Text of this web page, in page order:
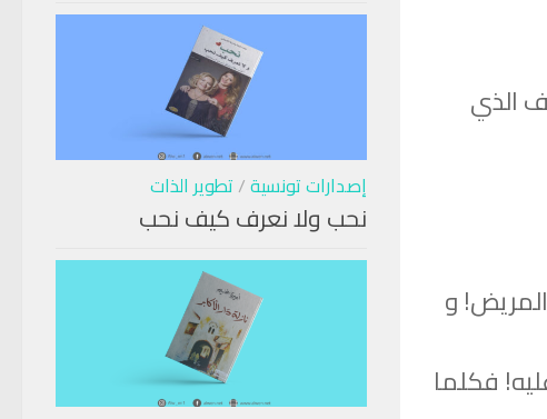
الذي
و
فكلما
إصدارات تونسية/ تطوير الذات
نحب ولا نعرف كيف نحب